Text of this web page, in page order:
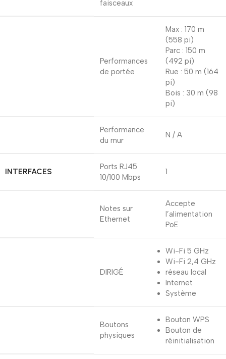
faisceaux
Performances
de portée
Max : 170 m
(558 pi)
Parc : 150 m
(492 pi)
Rue : 50 m (164
pi)
Bois : 30 m (98
pi)
Performance
du mur
N / A
INTERFACES
Ports RJ45
10/100 Mbps
1
Notes sur
Ethernet
Accepte
l’alimentation
PoE
DIRIGÉ
Wi-Fi 5 GHz
Wi-Fi 2,4 GHz
réseau local
Internet
Système
Boutons
physiques
Bouton WPS
Bouton de
réinitialisation